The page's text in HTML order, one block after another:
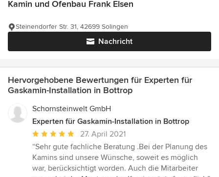
Kamin und Ofenbau Frank Elsen
Nachricht
Steinendorfer Str. 31, 42699 Solingen
Hervorgehobene Bewertungen für Experten für
Gaskamin-Installation in Bottrop
Schornsteinwelt GmbH
Experten für Gaskamin-Installation in Bottrop
Durchschnittliche
Bewertung:
5
von
27. April 2021
“Sehr gute fachliche Beratung .Bei der Planung des
Kamins sind unsere Wünsche, soweit es möglich
war, berücksichtigt worden. Auch die Mitarbeiter